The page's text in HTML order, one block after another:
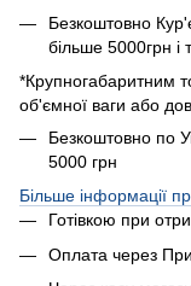
Безкоштовно
більше 5000грн і
*Крупногабаритним
об'ємної ваги або
Безкоштовно по
5000 грн
Більше інформації
Готівкою при
Оплата через